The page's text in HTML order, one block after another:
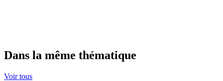
Dans la même thématique
Voir tous